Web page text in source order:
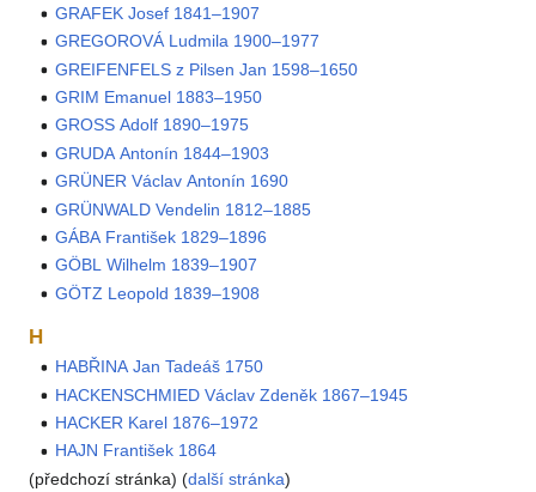
GRAFEK Josef 1841–1907
GREGOROVÁ Ludmila 1900–1977
GREIFENFELS z Pilsen Jan 1598–1650
GRIM Emanuel 1883–1950
GROSS Adolf 1890–1975
GRUDA Antonín 1844–1903
GRÜNER Václav Antonín 1690
GRÜNWALD Vendelin 1812–1885
GÁBA František 1829–1896
GÖBL Wilhelm 1839–1907
GÖTZ Leopold 1839–1908
H
HABŘINA Jan Tadeáš 1750
HACKENSCHMIED Václav Zdeněk 1867–1945
HACKER Karel 1876–1972
HAJN František 1864
(předchozí stránka) (další stránka)